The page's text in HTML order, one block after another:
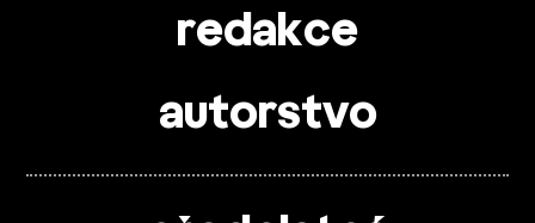
redakce
autorstvo